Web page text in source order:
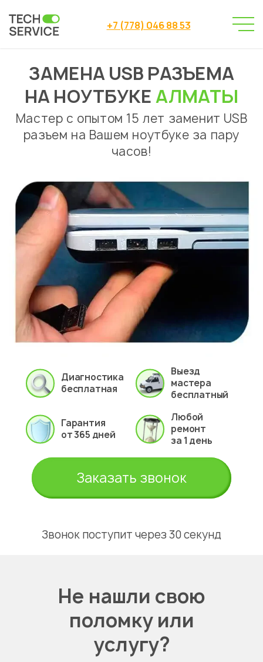
+7 (778) 046 88 53
Сервисный центр → Ремонт ноутбуков
Замена usb разъема на ноутбуке
ЗАМЕНА USB РАЗЪЕМА
НА НОУТБУКЕАЛМАТЫ
Мастер с опытом 15 лет заменит USB
разъем на Вашем ноутбуке за пару
часов!
Диагностика
бесплатная
Выезд
мастера
бесплатный
Гарантия
от 365 дней
Любой
ремонт
за 1 день
Заказать звонок
Звонок поступит через 30 секунд
Не нашли свою
поломку или
услугу?